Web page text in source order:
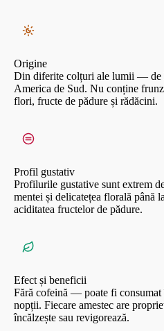
Origine
Din diferite colțuri ale lumii — de
America de Sud. Nu conține
flori, fructe de pădure și rădăcini.
Profil gustativ
Profilurile gustative sunt extrem
mentei și delicatețea florală până
aciditatea fructelor de pădure.
Efect și beneficii
Fără cofeină — poate fi
nopții. Fiecare amestec are
încălzește sau revigorează.